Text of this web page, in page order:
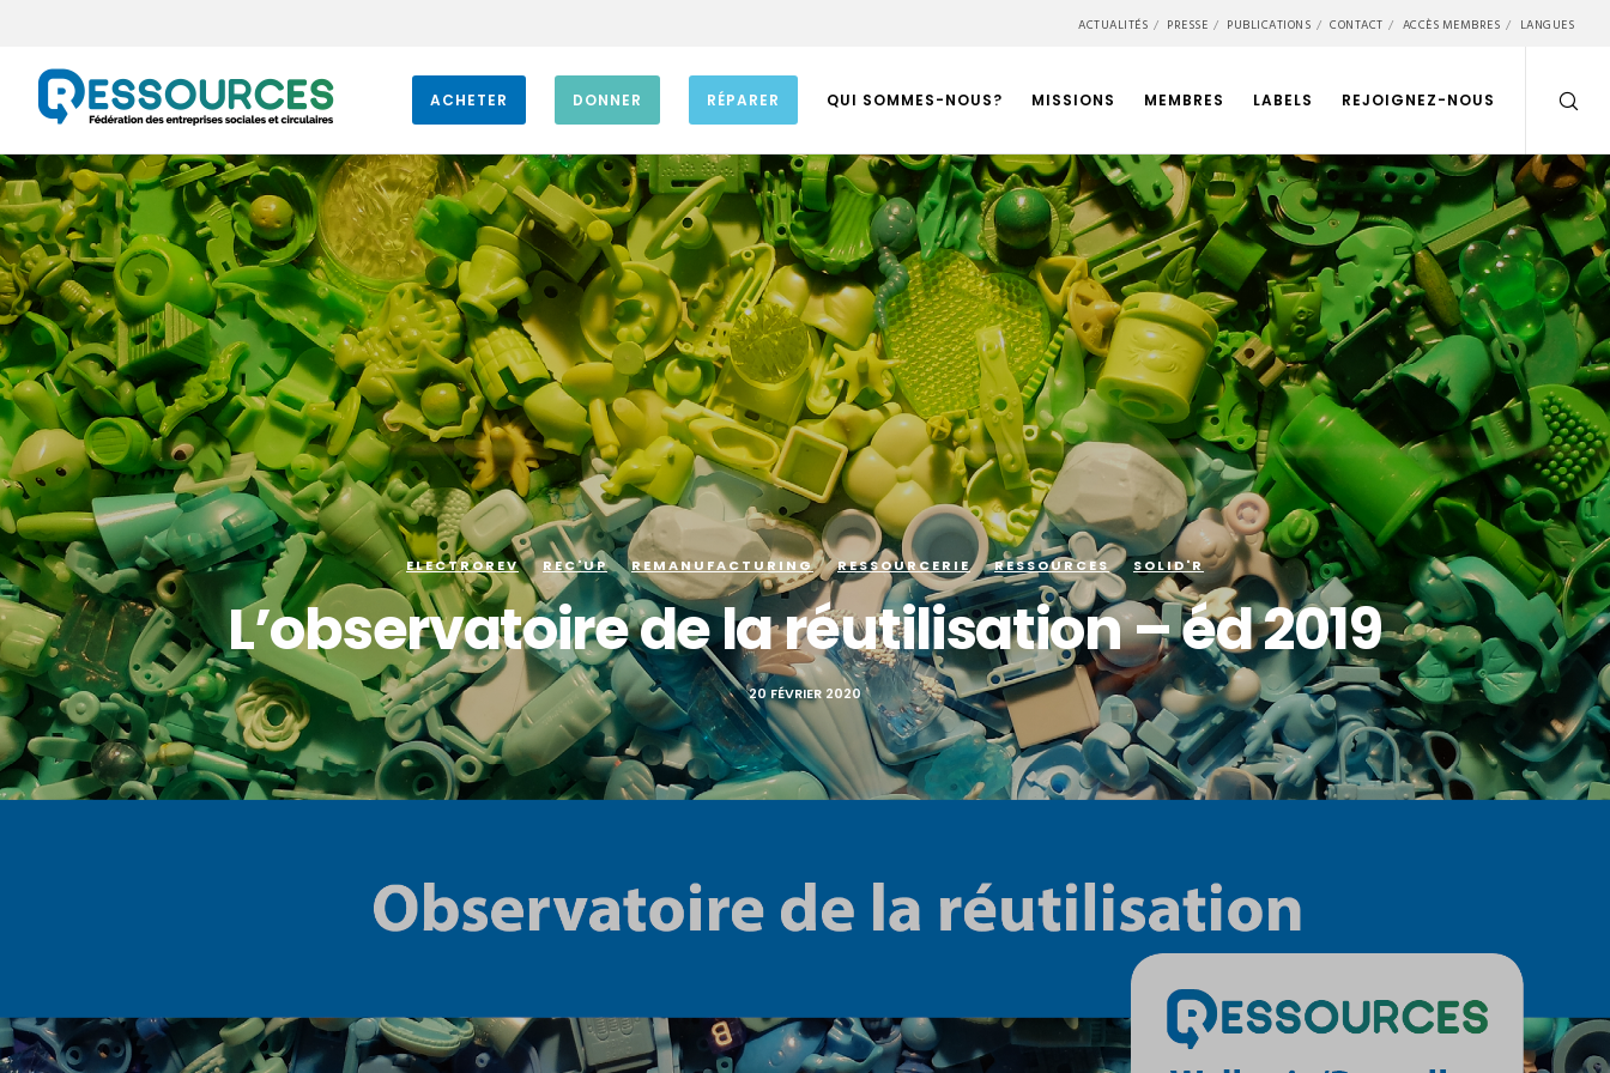
ACTUALITÉS PRESSE PUBLICATIONS CONTACT ACCÈS MEMBRES LANGUES
ACHETER DONNER RÉPARER QUI SOMMES-NOUS? MISSIONS MEMBRES LABELS REJOIGNEZ-NOUS
ELECTROREV REC'UP REMANUFACTURING RESSOURCERIE RESSOURCES SOLID'R
L’observatoire de la réutilisation – éd 2019
20 FÉVRIER 2020